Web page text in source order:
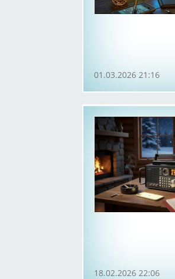
01.03.2026 21:16
18.02.2026 22:06